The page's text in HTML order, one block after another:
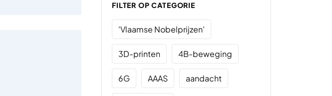
FILTER OP CATEGORIE
'Vlaamse Nobelprijzen'
3D-printen 4B-beweging
6G AAAS aandacht